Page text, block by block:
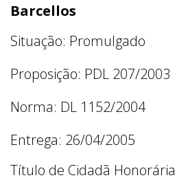
Barcellos
Situação: Promulgado
Proposição: PDL 207/2003
Norma: DL 1152/2004
Entrega: 26/04/2005
Título de Cidadã Honorária